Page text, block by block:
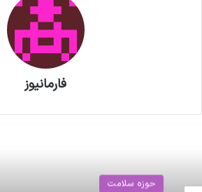
فارمانیوز